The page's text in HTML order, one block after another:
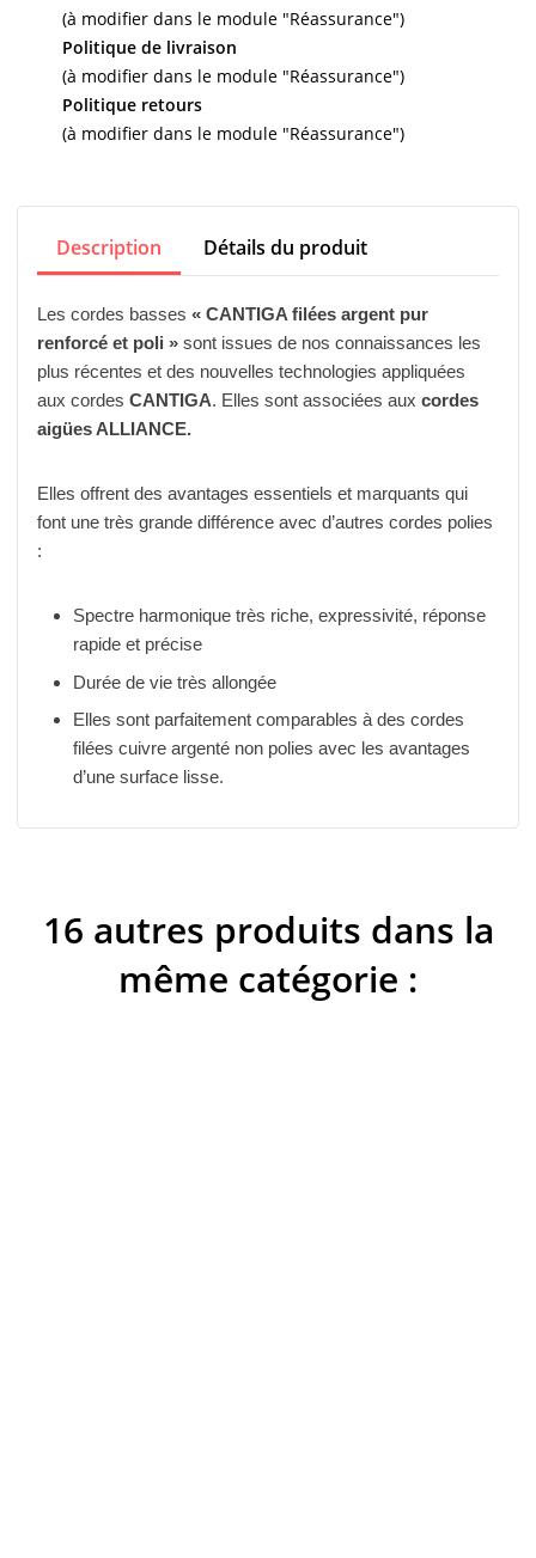
(à modifier dans le module "Réassurance")
Politique de livraison
(à modifier dans le module "Réassurance")
Politique retours
(à modifier dans le module "Réassurance")
Description Détails du produit
Les cordes basses « CANTIGA filées argent pur
renforcé et poli »sont issues de nos connaissances les
plus récentes et des nouvelles technologies appliquées
aux cordesCANTIGA. Elles sont associées auxcordes
aigües ALLIANCE.
Elles offrent des avantages essentiels et marquants qui
font une très grande différence avec d’autres cordes polies
:
Spectre harmonique très riche, expressivité, réponse
rapide et précise
Durée de vie très allongée
Elles sont parfaitement comparables à des cordes
filées cuivre argenté non polies avec les avantages
d’une surface lisse.
16 autres produits dans la
même catégorie :